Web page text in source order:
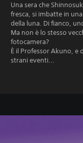
Una sera che
fresca, si imbatte in
della luna. Di fianco,
Ma non è lo stesso
fotocamera?
È il Professor Akuno, e
strani eventi...